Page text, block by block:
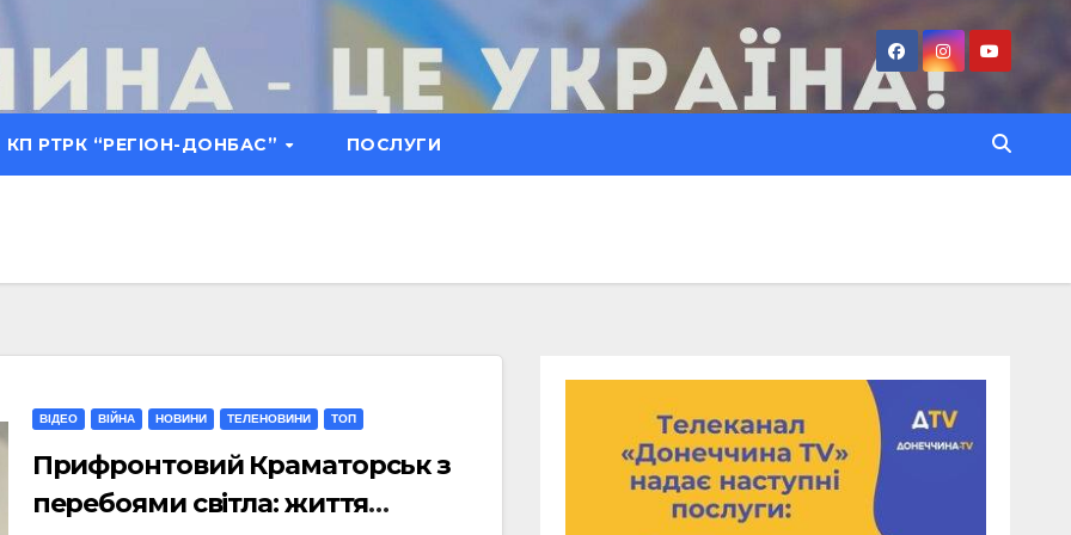
КП РТРК “РЕГІОН-ДОНБАС” ПОСЛУГИ
ВІДЕО ВІЙНА НОВИНИ ТЕЛЕНОВИНИ ТОП
Прифронтовий Краматорськ з
перебоями світла: життя